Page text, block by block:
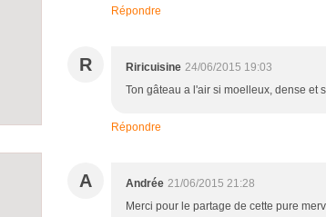
Répondre
R Riricuisine 24/06/2015 19:03
Ton gâteau a l'air si moelleux, dense et
Répondre
A Andrée 21/06/2015 21:28
Merci pour le partage de cette pure